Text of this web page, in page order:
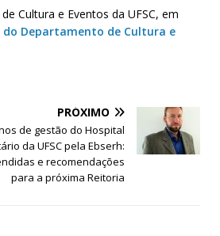
Cultura e Eventos da UFSC, em
do Departamento de Cultura e
PRÓXIMO
de gestão do Hospital
da UFSC pela Ebserh:
e recomendações
para a próxima Reitoria